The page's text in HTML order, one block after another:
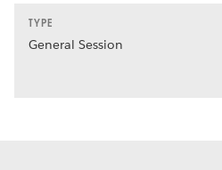
TYPE
General Session